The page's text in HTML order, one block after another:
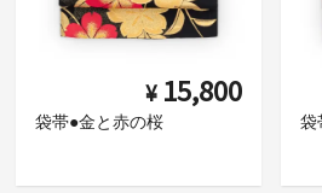
¥ 15,800
袋帯●金と赤の桜 袋